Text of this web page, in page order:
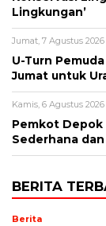
Lingkungan’
Jumat, 7 Agustus 2026
U-Turn
Jumat untuk
Kamis, 6 Agustus 2026
Pemkot Depok
Sederhana
BERITA
Berita